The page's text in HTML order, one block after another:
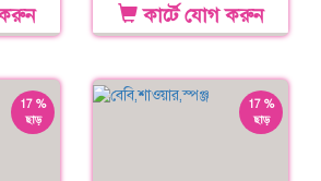
কার্টে যোগ করুন
17 %
ছাড়
17 %
ছাড়